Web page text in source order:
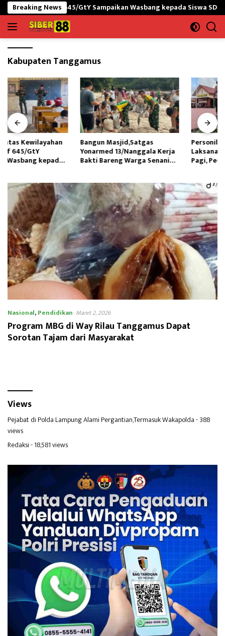
Langsung
ke
konten
Breaking News
yonif 645/GtY Sampaikan Wasbang kepada Siswa SDN Gunung
Kabupaten Tanggamus
Bangun Masjid,Satgas
Yonarmed 13/Nanggala Kerja
Bakti Bareng Warga Senaning
Personil Polres Sinjai
Laksanakan Korvei Usai Apel
Pagi, Peduli lingkungan
Nasional,Pendidikan Maret 2, 2026
Program MBG di Way Rilau Tanggamus Dapat
Sorotan Tajam dari Masyarakat
Views
Pejabat di Polda Lampung Alami Pergantian,Termasuk Wakapolda- 388
views
Redaksi- 18,581 views